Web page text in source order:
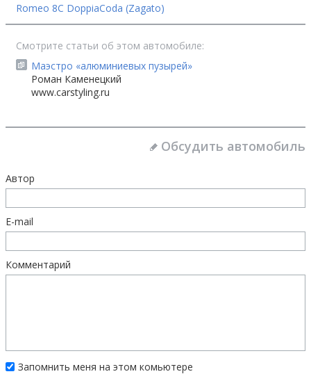
Romeo 8C DoppiaCoda (Zagato)
Смотрите статьи об этом автомобиле:
Маэстро «алюминиевых пузырей»
Роман Каменецкий
www.carstyling.ru
Обсудить автомобиль
Автор
E-mail
Комментарий
Запомнить меня на этом комьютере